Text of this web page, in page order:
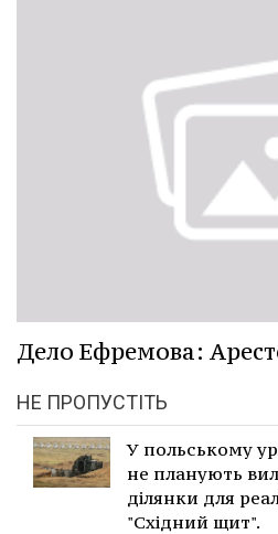
Дело Ефремова:
НЕ ПРОПУСТІТЬ
У польському
не планують
ділянки для
"Східний щит".